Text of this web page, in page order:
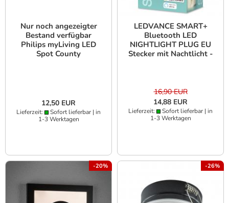
Nur noch angezeigter
Bestand verfügbar
Philips myLiving LED
Spot County
12,50 EUR
Lieferzeit:
Sofort lieferbar | in
1-3 Werktagen
LEDVANCE SMART+
Bluetooth LED
NIGHTLIGHT PLUG EU
Stecker mit Nachtlicht -
16,90 EUR
14,88 EUR
Lieferzeit:
Sofort lieferbar | in
1-3 Werktagen
-20% -26%